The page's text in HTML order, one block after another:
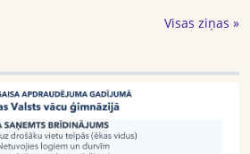
Visas ziņas »